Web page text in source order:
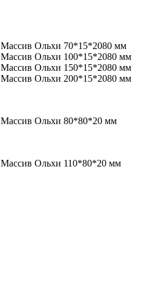
Массив Ольхи 70*15*2080 мм
Массив Ольхи 100*15*2080 мм
Массив Ольхи 150*15*2080 мм
Массив Ольхи 200*15*2080 мм
Массив Ольхи 80*80*20 мм
Массив Ольхи 110*80*20 мм